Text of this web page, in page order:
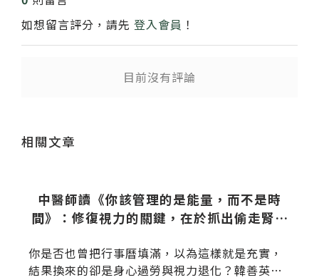
如想留言評分，請先 登入會員 ！
目前沒有評論
相關文章
中醫師讀《你該管理的是能量，而不是時
間》：修復視力的關鍵，在於抓出偷走腎陰
你是否也曾把行事曆填滿，以為這樣就是充實，
結果換來的卻是身心過勞與視力退化？韓善英的